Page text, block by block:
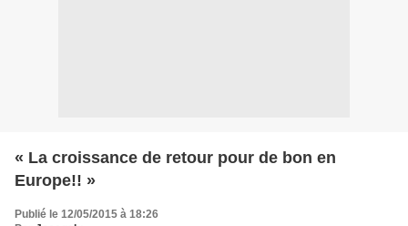
« La croissance de retour pour de bon en
Europe!! »
Publié le 12/05/2015 à 18:26